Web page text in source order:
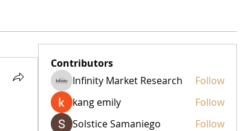
Contributors
Infinity Market Research
Follow
kang emily
Follow
Solstice Samaniego
Follow